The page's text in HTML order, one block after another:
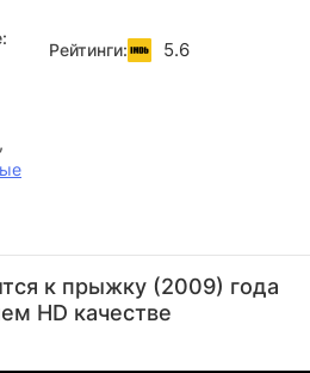
,
Рейтинги: 5.6
(S.P Mrityujain...)
к прыжку (2009) года
HD качестве